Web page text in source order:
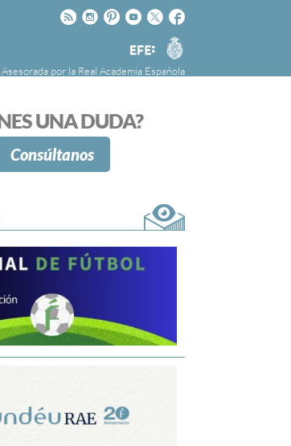
Facebook
Twitter
Youtube
Pinteres
Instagram
Rss
Agencia
EFE
Asesorada por la Real Academia Española
una fundación patrocinada por
y la Real Academia Española,
es colaborar con el buen uso del
UNA DUDA?
Consúltanos